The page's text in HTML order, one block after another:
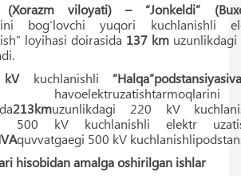
(Xorazm viloyati) – “Jonkeldi”
bog‘lovchi yuqori kuchlanishli
loyihasi doirasida 137 km
kV kuchlanishli
213kmuzunlikdagi 220 kV
500 kV kuchlanishli elektr
quvvatgaegi 500 kV
hisobidan amalga oshirilgan ishlar